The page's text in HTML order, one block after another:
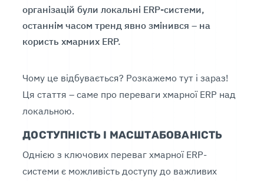
організацій були локальні ERP-системи,
останнім часом тренд явно змінився – на
користь хмарних ERP.
Чому це відбувається? Розкажемо тут і зараз!
Ця стаття – саме про переваги хмарної ERP над
локальною.
ДОСТУПНІСТЬ І МАСШТАБОВАНІСТЬ
Однією з ключових переваг хмарної ERP-
системи є можливість доступу до важливих